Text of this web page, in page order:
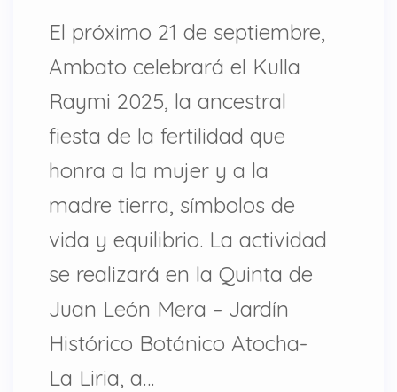
El próximo 21 de septiembre,
Ambato celebrará el Kulla
Raymi 2025, la ancestral
fiesta de la fertilidad que
honra a la mujer y a la
madre tierra, símbolos de
vida y equilibrio. La actividad
se realizará en la Quinta de
Juan León Mera – Jardín
Histórico Botánico Atocha-
La Liria, a…